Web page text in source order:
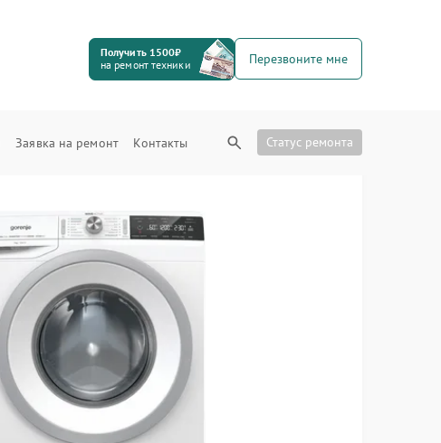
Получить 1500₽
на ремонт техники
Перезвоните мне
Заявка на ремонт Контакты Статус ремонта